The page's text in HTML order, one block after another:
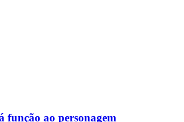
ao personagem